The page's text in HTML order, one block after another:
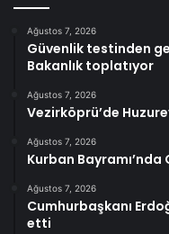
Ağustos 7, 2026
Güvenlik testinden
Bakanlık toplatıyor
Ağustos 7, 2026
Vezirköprü’de
Ağustos 7, 2026
Kurban
Ağustos 7, 2026
Cumhurbaşkanı
etti